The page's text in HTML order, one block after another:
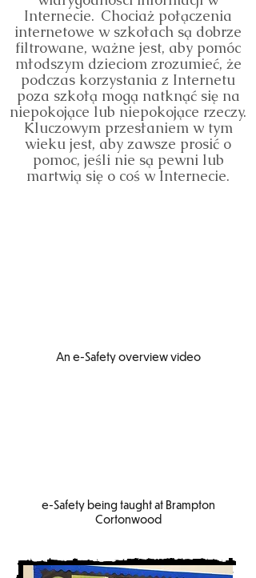
Internecie. Chociaż połączenia
internetowe w szkołach są dobrze
filtrowane, ważne jest, aby pomóc
młodszym dzieciom zrozumieć, że
podczas korzystania z Internetu
poza szkołą mogą natknąć się na
niepokojące lub niepokojące rzeczy.
Kluczowym przesłaniem w tym
wieku jest, aby zawsze prosić o
pomoc, jeśli nie są pewni lub
martwią się o coś w Internecie.
An e-Safety overview video
e-Safety being taught at Brampton
Cortonwood